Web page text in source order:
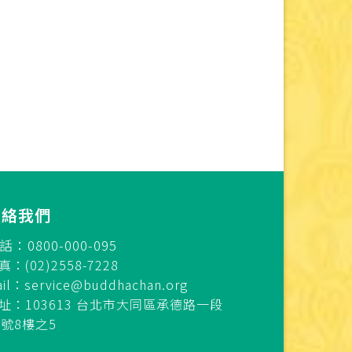
我們
：0800-000-095
：(02)2558-7228
： service@buddhachan.org
：103613 台北市大同區承德路一段
8樓之5